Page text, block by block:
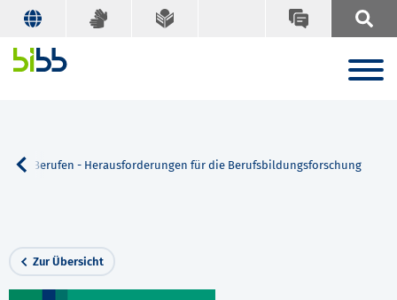
von Berufen - Herausforderungen für die Berufsbildungsforschung
Zur Übersicht